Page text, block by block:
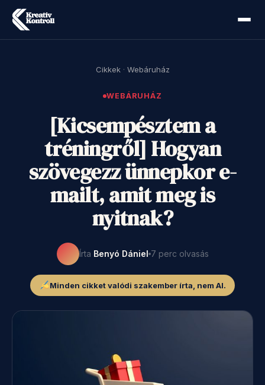
Cikkek · Webáruház
WEBÁRUHÁZ
[Kicsempésztem a
tréningről] Hogyan
szövegezz ünnepkor e-
mailt, amit meg is
nyitnak?
Írta Benyó Dániel 7 perc olvasás
Minden cikket valódi szakember írta, nem AI.